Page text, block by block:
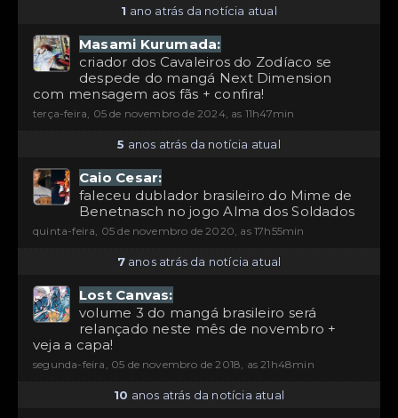
1 ano atrás da notícia atual
Masami Kurumada:
criador dos Cavaleiros do Zodíaco se
despede do mangá Next Dimension
com mensagem aos fãs + confira!
terça-feira, 05 de novembro de 2024, as 11h47min
5 anos atrás da notícia atual
Caio Cesar:
faleceu dublador brasileiro do Mime de
Benetnasch no jogo Alma dos Soldados
quinta-feira, 05 de novembro de 2020, as 17h55min
7anos atrás da notícia atual
Lost Canvas:
volume 3 do mangá brasileiro será
relançado neste mês de novembro +
veja a capa!
segunda-feira, 05 de novembro de 2018, as 21h48min
10 anos atrás da notícia atual